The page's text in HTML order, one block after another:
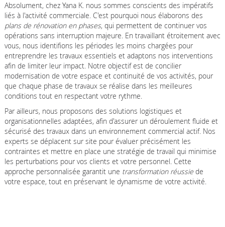
Absolument, chez Yana K. nous sommes conscients des impératifs
liés à l'activité commerciale. C'est pourquoi nous élaborons des
plans de rénovation en phases, qui permettent de continuer vos
opérations sans interruption majeure. En travaillant étroitement avec
vous, nous identifions les périodes les moins chargées pour
entreprendre les travaux essentiels et adaptons nos interventions
afin de limiter leur impact. Notre objectif est de concilier
modernisation de votre espace et continuité de vos activités, pour
que chaque phase de travaux se réalise dans les meilleures
conditions tout en respectant votre rythme.
Par ailleurs, nous proposons des solutions logistiques et
organisationnelles adaptées, afin d'assurer un déroulement fluide et
sécurisé des travaux dans un environnement commercial actif. Nos
experts se déplacent sur site pour évaluer précisément les
contraintes et mettre en place une stratégie de travail qui minimise
les perturbations pour vos clients et votre personnel. Cette
approche personnalisée garantit une transformation réussiede
votre espace, tout en préservant le dynamisme de votre activité.